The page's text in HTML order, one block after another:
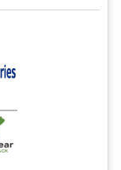
の表示が必要です。